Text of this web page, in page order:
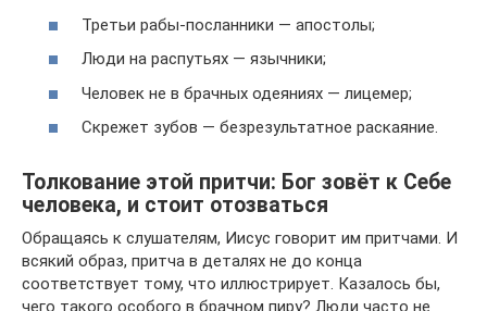
Третьи рабы-посланники — апостолы;
Люди на распутьях — язычники;
Человек не в брачных одеяниях — лицемер;
Скрежет зубов — безрезультатное раскаяние.
Толкование этой притчи: Бог зовёт к Себе
человека, и стоит отозваться
Обращаясь к слушателям, Иисус говорит им притчами. И
всякий образ, притча в деталях не до конца
соответствует тому, что иллюстрирует. Казалось бы,
чего такого особого в брачном пиру? Люди часто не